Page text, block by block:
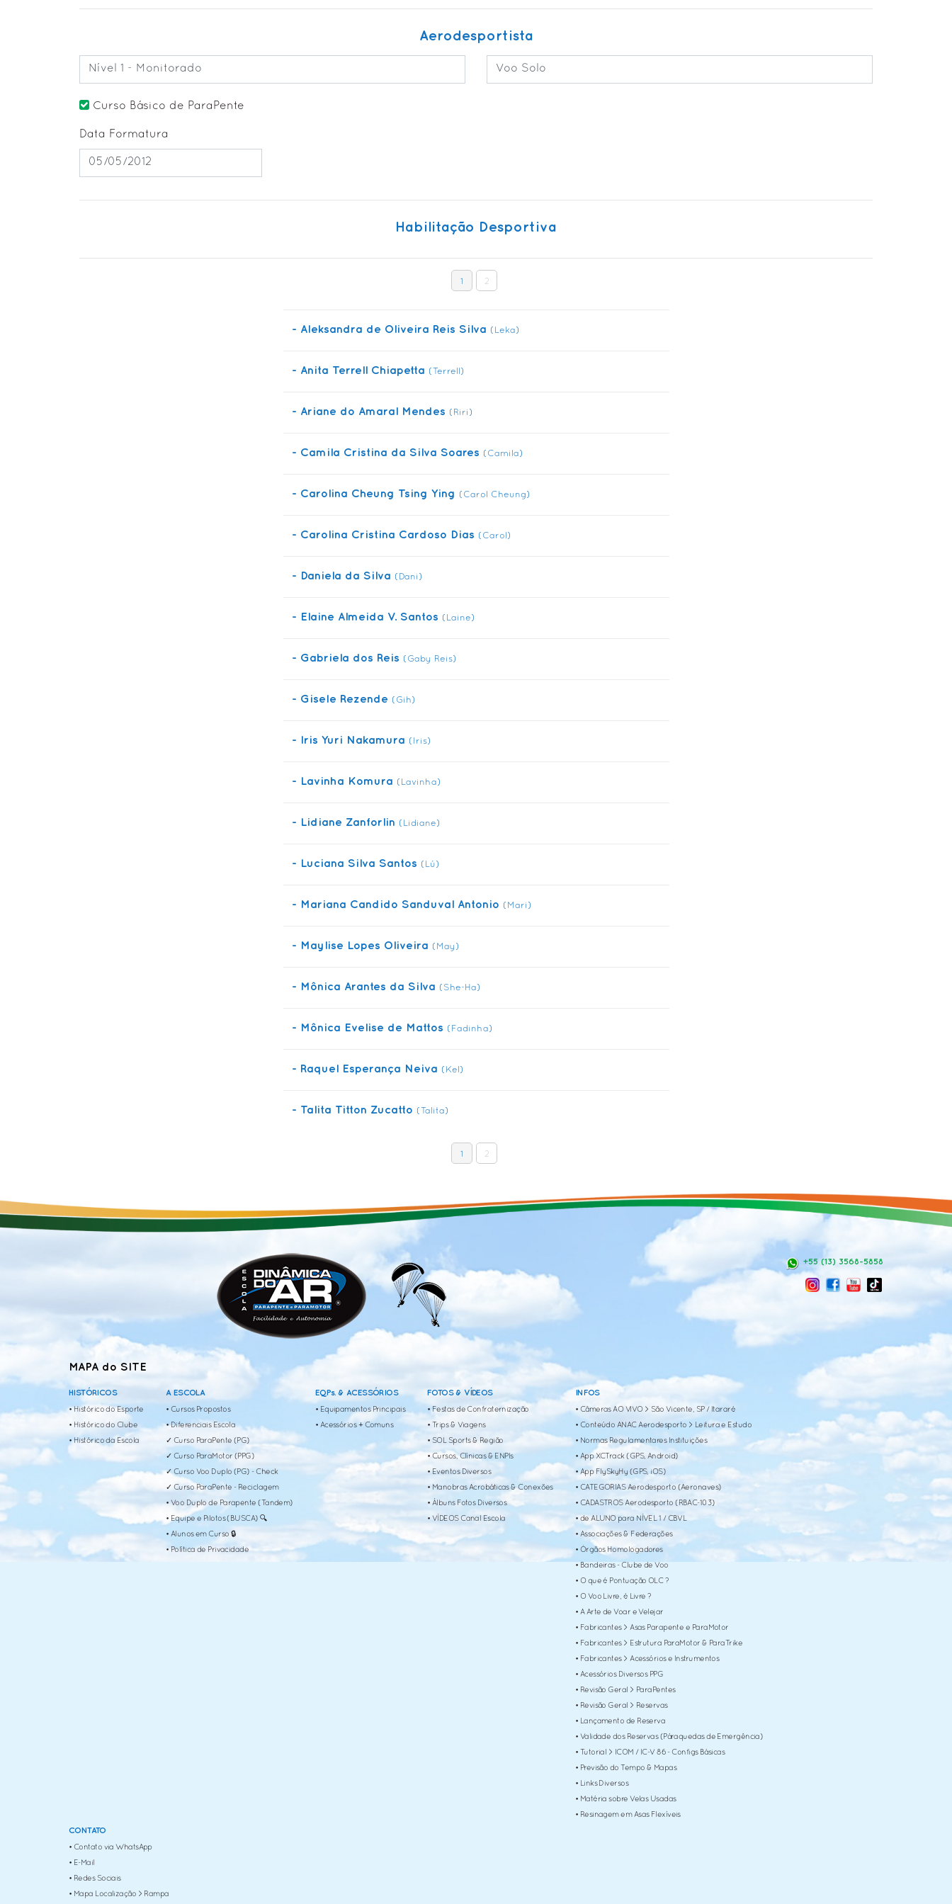
Aerodesportista
Nível 1 - Monitorado Voo Solo
Curso Básico de ParaPente
Data Formatura
05/05/2012
Habilitação Desportiva
2
- Aleksandra de Oliveira Reis Silva (Leka)
- Anita Terrell Chiapetta (Terrell)
- Ariane do Amaral Mendes (Riri)
- Camila Cristina da Silva Soares (Camila)
- Carolina Cheung Tsing Ying (Carol Cheung)
- Carolina Cristina Cardoso Dias (Carol)
- Daniela da Silva (Dani)
- Elaine Almeida V. Santos (Laine)
- Gabriela dos Reis (Gaby Reis)
- Gisele Rezende (Gih)
- Iris Yuri Nakamura (Iris)
- Lavinha Komura (Lavinha)
- Lidiane Zanforlin (Lidiane)
- Luciana Silva Santos (Lú)
- Mariana Candido Sanduval Antonio (Mari)
- Maylise Lopes Oliveira (May)
- Mônica Arantes da Silva (She-Ha)
- Mônica Evelise de Mattos (Fadinha)
- Raquel Esperança Neiva (Kel)
- Talita Titton Zucatto (Talita)
2
+55 (13) 3568-5858
MAPA do SITE
HISTÓRICOS
• Histórico do Esporte
• Histórico do Clube
• Histórico da Escola
A ESCOLA
• Cursos Propostos
• Diferenciais Escola
✓ Curso ParaPente (PG)
✓ Curso ParaMotor (PPG)
✓ Curso Voo Duplo (PG) - Check
✓ Curso ParaPente - Reciclagem
• Voo Duplo de Parapente (Tandem)
• Equipe e Pilotos (BUSCA) 🔍
• Alunos em Curso 🔒
• Política de Privacidade
EQPs. & ACESSÓRIOS
• Equipamentos Principais
• Acessórios + Comuns
FOTOS & VÍDEOS
• Festas de Confraternização
• Trips & Viagens
• SOL Sports & Região
• Cursos, Clínicas & ENPIs
• Eventos Diversos
• Manobras Acrobáticas & Conexões
• Álbuns Fotos Diversos
• VÍDEOS Canal Escola
INFOS
• Câmeras AO VIVO > São Vicente, SP / Itararé
• Conteúdo ANAC Aerodesporto > Leitura e Estudo
• Normas Regulamentares Instituições
• App XCTrack (GPS, Android)
• App FlySkyHy (GPS, iOS)
• CATEGORIAS Aerodesporto (Aeronaves)
• CADASTROS Aerodesporto (RBAC-103)
• de ALUNO para NÍVEL 1 / CBVL
• Associações & Federações
• Órgãos Homologadores
• Bandeiras - Clube de Voo
• O que é Pontuação OLC ?
• O Voo Livre, é Livre ?
• A Arte de Voar e Velejar
• Fabricantes > Asas Parapente e ParaMotor
• Fabricantes > Estrutura ParaMotor & ParaTrike
• Fabricantes > Acessórios e Instrumentos
• Acessórios Diversos PPG
• Revisão Geral > ParaPentes
• Revisão Geral > Reservas
• Lançamento de Reserva
• Validade dos Reservas (Páraquedas de Emergência)
• Tutorial > ICOM / IC-V 86 - Configs Básicas
• Previsão do Tempo & Mapas
• Links Diversos
• Matéria sobre Velas Usadas
• Resinagem em Asas Flexíveis
CONTATO
• Contato via WhatsApp
• E-Mail
• Redes Sociais
• Mapa Localização > Rampa